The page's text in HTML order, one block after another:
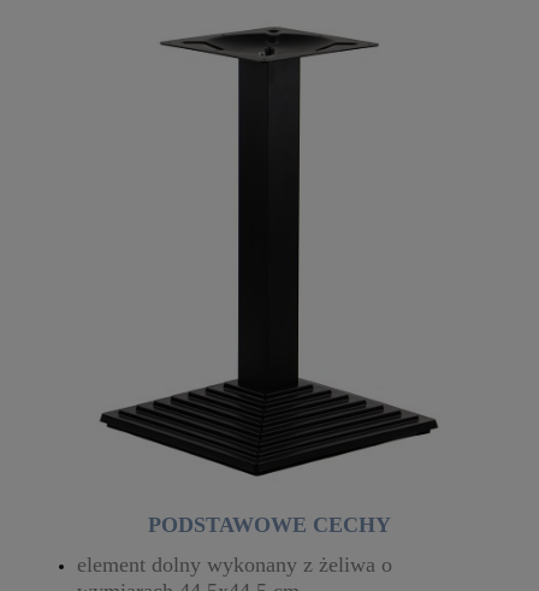
PODSTAWOWE CECHY
element dolny wykonany z żeliwa o